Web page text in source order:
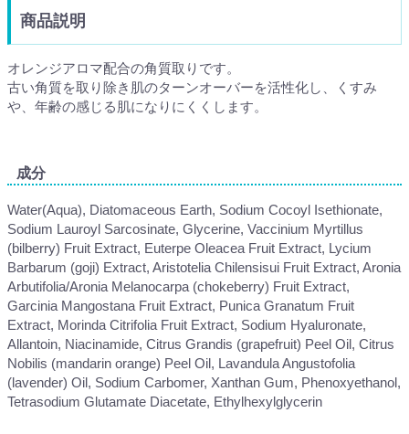
商品説明
オレンジアロマ配合の角質取りです。
古い角質を取り除き肌のターンオーバーを活性化し、くすみ
や、年齢の感じる肌になりにくくします。
成分
Water(Aqua), Diatomaceous Earth, Sodium Cocoyl Isethionate,
Sodium Lauroyl Sarcosinate, Glycerine, Vaccinium Myrtillus
(bilberry) Fruit Extract, Euterpe Oleacea Fruit Extract, Lycium
Barbarum (goji) Extract, Aristotelia Chilensisui Fruit Extract, Aronia
Arbutifolia/Aronia Melanocarpa (chokeberry) Fruit Extract,
Garcinia Mangostana Fruit Extract, Punica Granatum Fruit
Extract, Morinda Citrifolia Fruit Extract, Sodium Hyaluronate,
Allantoin, Niacinamide, Citrus Grandis (grapefruit) Peel Oil, Citrus
Nobilis (mandarin orange) Peel Oil, Lavandula Angustofolia
(lavender) Oil, Sodium Carbomer, Xanthan Gum, Phenoxyethanol,
Tetrasodium Glutamate Diacetate, Ethylhexylglycerin